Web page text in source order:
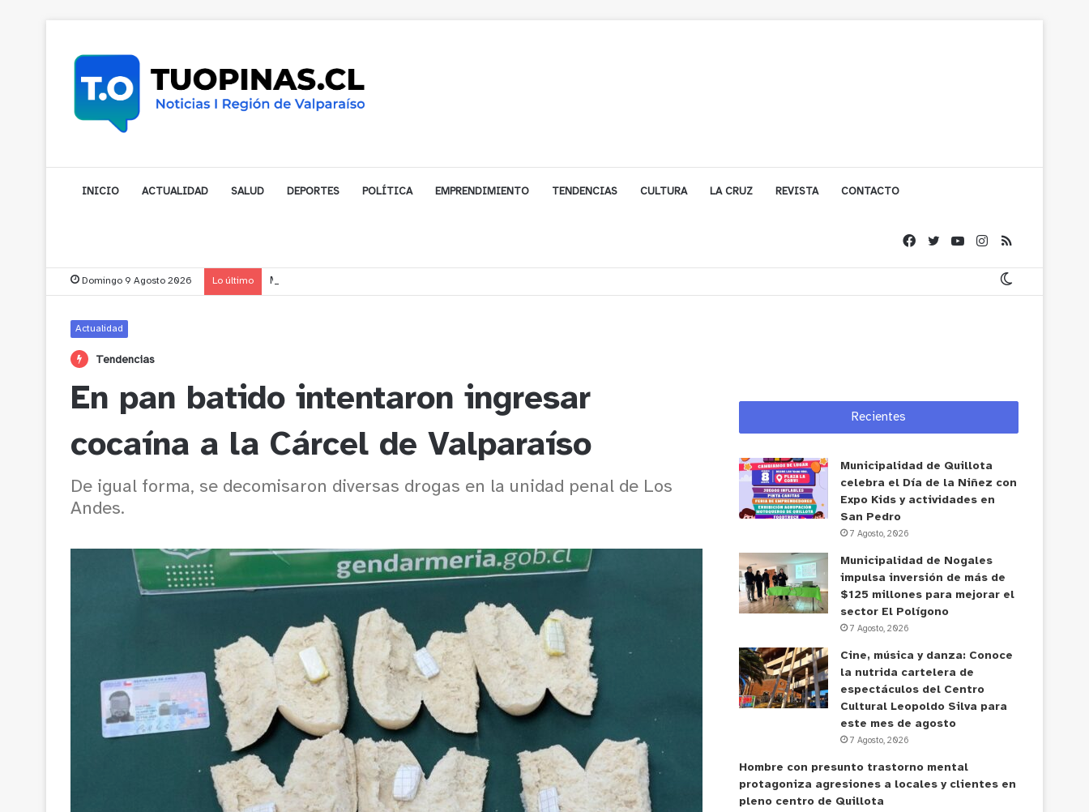
INICIO ACTUALIDAD SALUD DEPORTES POLÍTICA EMPRENDIMIENTO TENDENCIAS CULTURA LA CRUZ REVISTA CONTACTO
Domingo 9 Agosto 2026 Lo último Municipalidad de Nogales impulsa inversión de más de $125 millones para mejorar el sector El Polígono
Actualidad
Tendencias
En pan batido intentaron ingresar
cocaína a la Cárcel de Valparaíso
De igual forma, se decomisaron diversas drogas en la unidad penal de Los
Andes.
Recientes
Municipalidad de Quillota
celebra el Día de la Niñez con
Expo Kids y actividades en
San Pedro
7 Agosto, 2026
Municipalidad de Nogales
impulsa inversión de más de
$125 millones para mejorar el
sector El Polígono
7 Agosto, 2026
Cine, música y danza: Conoce
la nutrida cartelera de
espectáculos del Centro
Cultural Leopoldo Silva para
este mes de agosto
7 Agosto, 2026
Hombre con presunto trastorno mental
protagoniza agresiones a locales y clientes en
pleno centro de Quillota